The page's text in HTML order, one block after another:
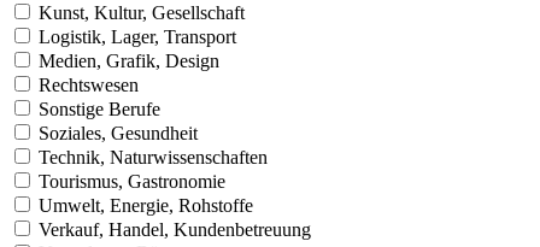
Kunst, Kultur, Gesellschaft
Logistik, Lager, Transport
Medien, Grafik, Design
Rechtswesen
Sonstige Berufe
Soziales, Gesundheit
Technik, Naturwissenschaften
Tourismus, Gastronomie
Umwelt, Energie, Rohstoffe
Verkauf, Handel, Kundenbetreuung